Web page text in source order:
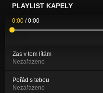
PLAYLIST KAPELY
0:00 /0:00
Zas v tom lítám
Nezařazeno
Pořád s tebou
Nezařazeno